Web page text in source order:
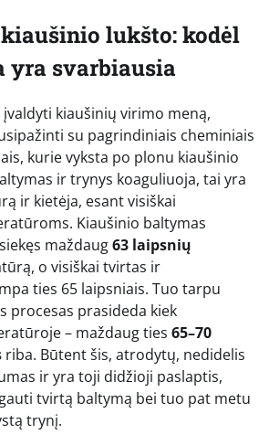
lukšto: kodėl
yra svarbiausia
kiaušinių virimo meną,
su pagrindiniais cheminiais
kurie vyksta po plonu kiaušinio
ir trynys koaguliuoja, tai yra
ir kietėja, esant visiškai
Kiaušinio baltymas
maždaug63 laipsnių
o visiškai tvirtas ir
ties 65 laipsniais. Tuo tarpu
procesas prasideda kiek
– maždaug ties 65–70
riba. Būtent šis, atrodytų, nedidelis
ir yra toji didžioji paslaptis,
tvirtą baltymą bei tuo pat metu
trynį.